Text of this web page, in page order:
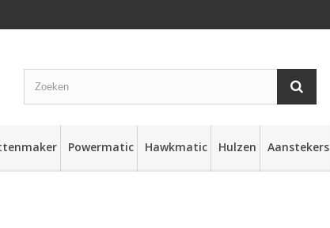
Powermatic Hawkmatic Hulzen Aanstekers